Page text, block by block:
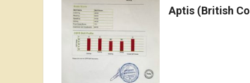
Aptis (British